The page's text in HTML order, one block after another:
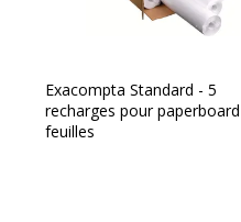
Exacompta Standard - 5
recharges pour
feuilles